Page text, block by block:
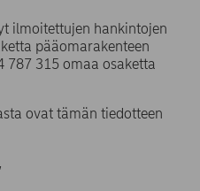
ilmoitettujen hankintojen
pääomarakenteen
787 315 omaa osaketta
ovat tämän tiedotteen